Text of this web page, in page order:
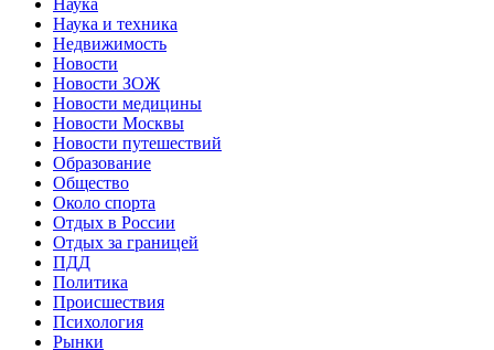
Наука и техника
Недвижимость
Новости
Новости ЗОЖ
Новости медицины
Новости Москвы
Новости путешествий
Образование
Общество
Около спорта
Отдых в России
Отдых за границей
ПДД
Политика
Происшествия
Психология
Рынки